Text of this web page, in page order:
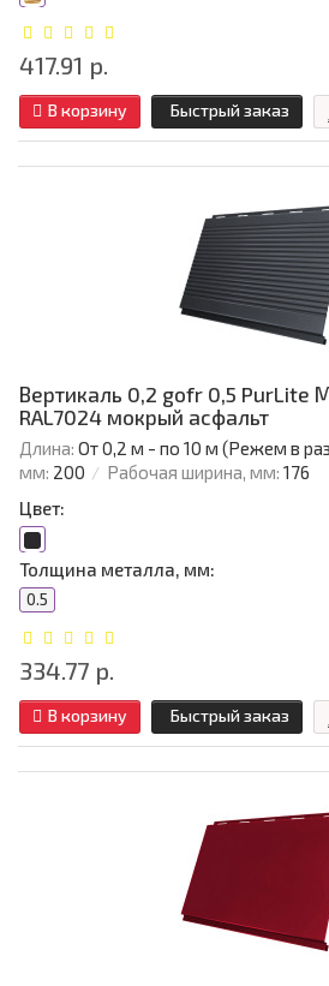
417.91 р.
В корзину Быстрый заказ
Вертикаль 0,2 gofr 0,5 PurLite
RAL7024 мокрый асфальт
Длина: От 0,2 м - по 10 м (Режем в
мм: 200 Рабочая ширина, мм: 176
Цвет:
Толщина металла, мм:
0.5
334.77 р.
В корзину Быстрый заказ